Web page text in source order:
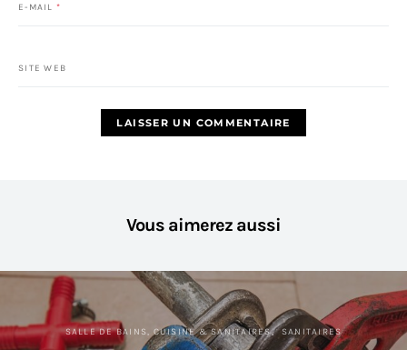
E-MAIL *
SITE WEB
Vous aimerez aussi
SALLE DE BAINS, CUISINE & SANITAIRES SANITAIRES